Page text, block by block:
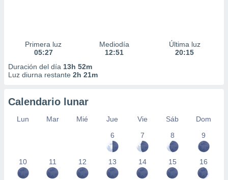
Primera luz
05:27
Mediodía
12:51
Última luz
20:15
Duración del día 13h 52m
Luz diurna restante 2h 21m
Calendario lunar
Lun Mar Mié Jue Vie Sáb
Dom
6
7 8 9
10 11 12 13 14 15 16